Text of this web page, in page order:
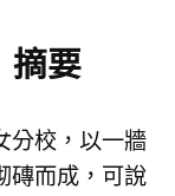
摘要
分校，以一牆
磚而成，可說